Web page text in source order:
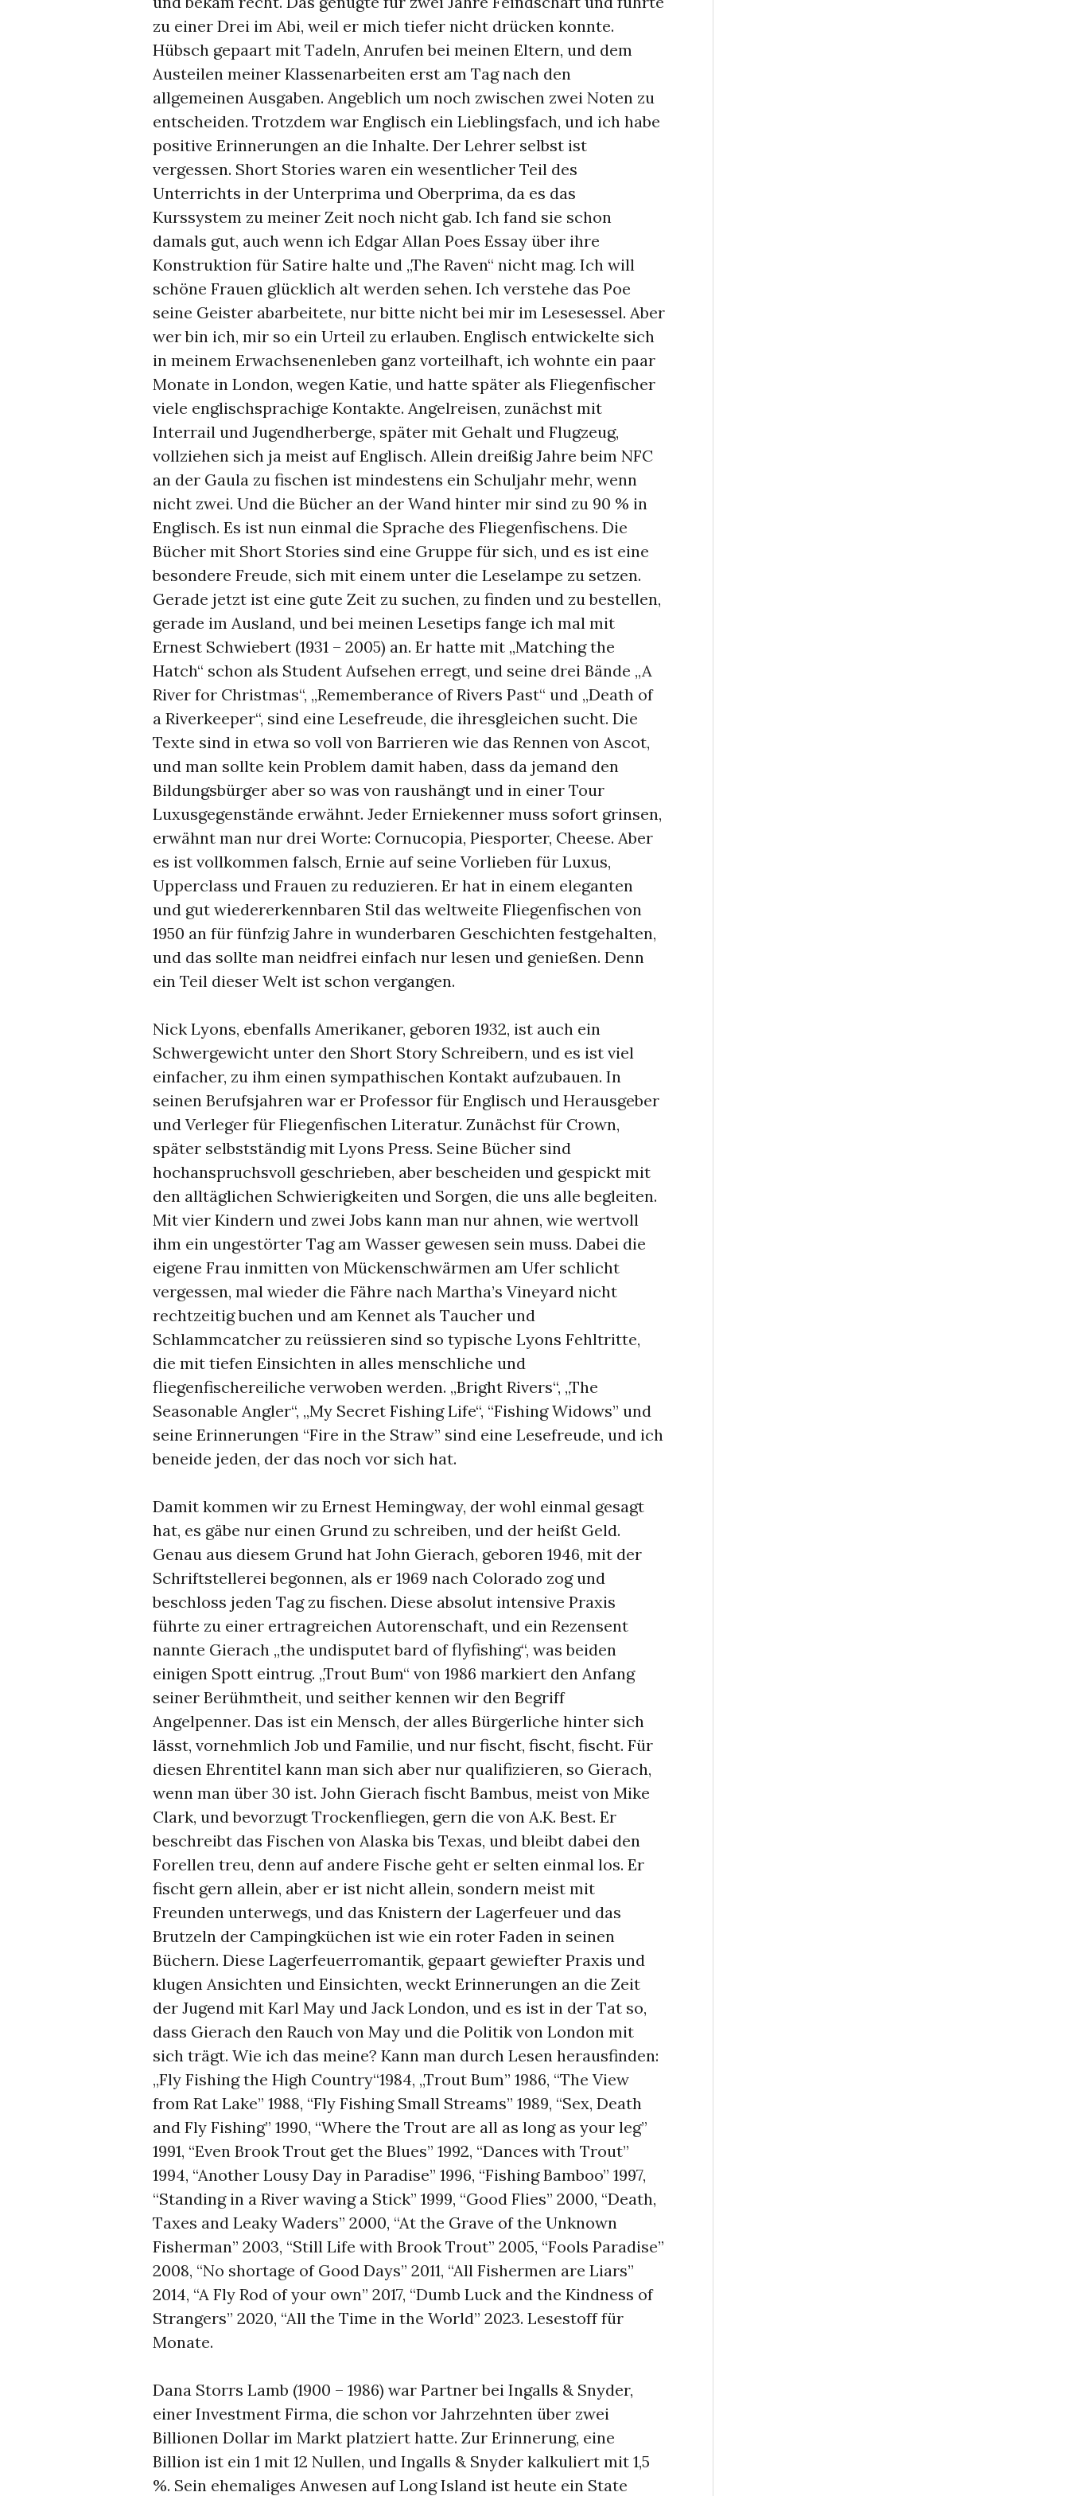
zu einer Drei im Abi, weil er mich tiefer nicht drücken konnte.
Hübsch gepaart mit Tadeln, Anrufen bei meinen Eltern, und dem
Austeilen meiner Klassenarbeiten erst am Tag nach den
allgemeinen Ausgaben. Angeblich um noch zwischen zwei Noten zu
entscheiden. Trotzdem war Englisch ein Lieblingsfach, und ich habe
positive Erinnerungen an die Inhalte. Der Lehrer selbst ist
vergessen. Short Stories waren ein wesentlicher Teil des
Unterrichts in der Unterprima und Oberprima, da es das
Kurssystem zu meiner Zeit noch nicht gab. Ich fand sie schon
damals gut, auch wenn ich Edgar Allan Poes Essay über ihre
Konstruktion für Satire halte und „The Raven“ nicht mag. Ich will
schöne Frauen glücklich alt werden sehen. Ich verstehe das Poe
seine Geister abarbeitete, nur bitte nicht bei mir im Lesesessel. Aber
wer bin ich, mir so ein Urteil zu erlauben. Englisch entwickelte sich
in meinem Erwachsenenleben ganz vorteilhaft, ich wohnte ein paar
Monate in London, wegen Katie, und hatte später als Fliegenfischer
viele englischsprachige Kontakte. Angelreisen, zunächst mit
Interrail und Jugendherberge, später mit Gehalt und Flugzeug,
vollziehen sich ja meist auf Englisch. Allein dreißig Jahre beim NFC
an der Gaula zu fischen ist mindestens ein Schuljahr mehr, wenn
nicht zwei. Und die Bücher an der Wand hinter mir sind zu 90 % in
Englisch. Es ist nun einmal die Sprache des Fliegenfischens. Die
Bücher mit Short Stories sind eine Gruppe für sich, und es ist eine
besondere Freude, sich mit einem unter die Leselampe zu setzen.
Gerade jetzt ist eine gute Zeit zu suchen, zu finden und zu bestellen,
gerade im Ausland, und bei meinen Lesetips fange ich mal mit
Ernest Schwiebert (1931 – 2005) an. Er hatte mit „Matching the
Hatch“ schon als Student Aufsehen erregt, und seine drei Bände „A
River for Christmas“, „Rememberance of Rivers Past“ und „Death of
a Riverkeeper“, sind eine Lesefreude, die ihresgleichen sucht. Die
Texte sind in etwa so voll von Barrieren wie das Rennen von Ascot,
und man sollte kein Problem damit haben, dass da jemand den
Bildungsbürger aber so was von raushängt und in einer Tour
Luxusgegenstände erwähnt. Jeder Erniekenner muss sofort grinsen,
erwähnt man nur drei Worte: Cornucopia, Piesporter, Cheese. Aber
es ist vollkommen falsch, Ernie auf seine Vorlieben für Luxus,
Upperclass und Frauen zu reduzieren. Er hat in einem eleganten
und gut wiedererkennbaren Stil das weltweite Fliegenfischen von
1950 an für fünfzig Jahre in wunderbaren Geschichten festgehalten,
und das sollte man neidfrei einfach nur lesen und genießen. Denn
ein Teil dieser Welt ist schon vergangen.
Nick Lyons, ebenfalls Amerikaner, geboren 1932, ist auch ein
Schwergewicht unter den Short Story Schreibern, und es ist viel
einfacher, zu ihm einen sympathischen Kontakt aufzubauen. In
seinen Berufsjahren war er Professor für Englisch und Herausgeber
und Verleger für Fliegenfischen Literatur. Zunächst für Crown,
später selbstständig mit Lyons Press. Seine Bücher sind
hochanspruchsvoll geschrieben, aber bescheiden und gespickt mit
den alltäglichen Schwierigkeiten und Sorgen, die uns alle begleiten.
Mit vier Kindern und zwei Jobs kann man nur ahnen, wie wertvoll
ihm ein ungestörter Tag am Wasser gewesen sein muss. Dabei die
eigene Frau inmitten von Mückenschwärmen am Ufer schlicht
vergessen, mal wieder die Fähre nach Martha’s Vineyard nicht
rechtzeitig buchen und am Kennet als Taucher und
Schlammcatcher zu reüssieren sind so typische Lyons Fehltritte,
die mit tiefen Einsichten in alles menschliche und
fliegenfischereiliche verwoben werden. „Bright Rivers“, „The
Seasonable Angler“, „My Secret Fishing Life“, “Fishing Widows” und
seine Erinnerungen “Fire in the Straw” sind eine Lesefreude, und ich
beneide jeden, der das noch vor sich hat.
Damit kommen wir zu Ernest Hemingway, der wohl einmal gesagt
hat, es gäbe nur einen Grund zu schreiben, und der heißt Geld.
Genau aus diesem Grund hat John Gierach, geboren 1946, mit der
Schriftstellerei begonnen, als er 1969 nach Colorado zog und
beschloss jeden Tag zu fischen. Diese absolut intensive Praxis
führte zu einer ertragreichen Autorenschaft, und ein Rezensent
nannte Gierach „the undisputet bard of flyfishing“, was beiden
einigen Spott eintrug. „Trout Bum“ von 1986 markiert den Anfang
seiner Berühmtheit, und seither kennen wir den Begriff
Angelpenner. Das ist ein Mensch, der alles Bürgerliche hinter sich
lässt, vornehmlich Job und Familie, und nur fischt, fischt, fischt. Für
diesen Ehrentitel kann man sich aber nur qualifizieren, so Gierach,
wenn man über 30 ist. John Gierach fischt Bambus, meist von Mike
Clark, und bevorzugt Trockenfliegen, gern die von A.K. Best. Er
beschreibt das Fischen von Alaska bis Texas, und bleibt dabei den
Forellen treu, denn auf andere Fische geht er selten einmal los. Er
fischt gern allein, aber er ist nicht allein, sondern meist mit
Freunden unterwegs, und das Knistern der Lagerfeuer und das
Brutzeln der Campingküchen ist wie ein roter Faden in seinen
Büchern. Diese Lagerfeuerromantik, gepaart gewiefter Praxis und
klugen Ansichten und Einsichten, weckt Erinnerungen an die Zeit
der Jugend mit Karl May und Jack London, und es ist in der Tat so,
dass Gierach den Rauch von May und die Politik von London mit
sich trägt. Wie ich das meine? Kann man durch Lesen herausfinden:
„Fly Fishing the High Country“1984, „Trout Bum” 1986, “The View
from Rat Lake” 1988, “Fly Fishing Small Streams” 1989, “Sex, Death
and Fly Fishing” 1990, “Where the Trout are all as long as your leg”
1991, “Even Brook Trout get the Blues” 1992, “Dances with Trout”
1994, “Another Lousy Day in Paradise” 1996, “Fishing Bamboo” 1997,
“Standing in a River waving a Stick” 1999, “Good Flies” 2000, “Death,
Taxes and Leaky Waders” 2000, “At the Grave of the Unknown
Fisherman” 2003, “Still Life with Brook Trout” 2005, “Fools Paradise”
2008, “No shortage of Good Days” 2011, “All Fishermen are Liars”
2014, “A Fly Rod of your own” 2017, “Dumb Luck and the Kindness of
Strangers” 2020, “All the Time in the World” 2023. Lesestoff für
Monate.
Dana Storrs Lamb (1900 – 1986) war Partner bei Ingalls & Snyder,
einer Investment Firma, die schon vor Jahrzehnten über zwei
Billionen Dollar im Markt platziert hatte. Zur Erinnerung, eine
Billion ist ein 1 mit 12 Nullen, und Ingalls & Snyder kalkuliert mit 1,5
%. Sein ehemaliges Anwesen auf Long Island ist heute ein State